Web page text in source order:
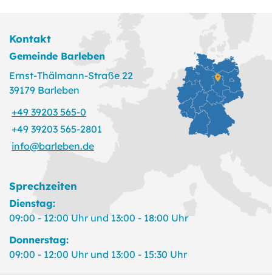
Kontakt
Gemeinde Barleben
Ernst-Thälmann-Straße 22
39179 Barleben
+49 39203 565-0
+49 39203 565-2801
info@barleben.de
Sprechzeiten
Dienstag:
09:00 - 12:00 Uhr und 13:00 - 18:00 Uhr
Donnerstag:
09:00 - 12:00 Uhr und 13:00 - 15:30 Uhr